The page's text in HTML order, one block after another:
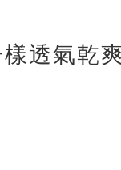
透氣乾爽